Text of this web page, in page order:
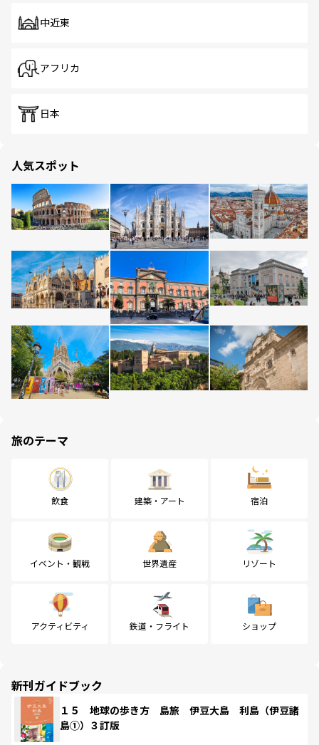
中近東
アフリカ
日本
人気スポット
旅のテーマ
飲食 建築・アート 宿泊
イベント・観戦 世界遺産 リゾート
アクティビティ 鉄道・フライト ショップ
新刊ガイドブック
１５ 地球の歩き方 島旅 伊豆大島 利島（伊豆諸
島①）３訂版